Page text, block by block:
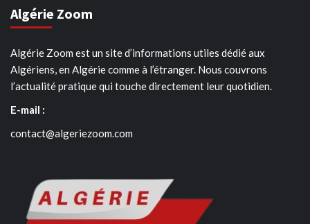
Algérie Zoom
Algérie Zoom est un site d’informations utiles dédié aux
Algériens, en Algérie comme à l’étranger. Nous couvrons
l’actualité pratique qui touche directement leur quotidien.
E-mail :
contact@algeriezoom.com